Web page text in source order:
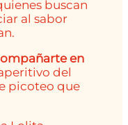
buscan
al sabor
en
del
picoteo que